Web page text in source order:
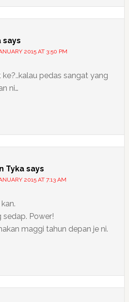
says
2015 AT 3:50 PM
pedas sangat yang
ni…
Tyka says
2015 AT 7:13 AM
sedap. Power!
maggi tahun depan je ni.